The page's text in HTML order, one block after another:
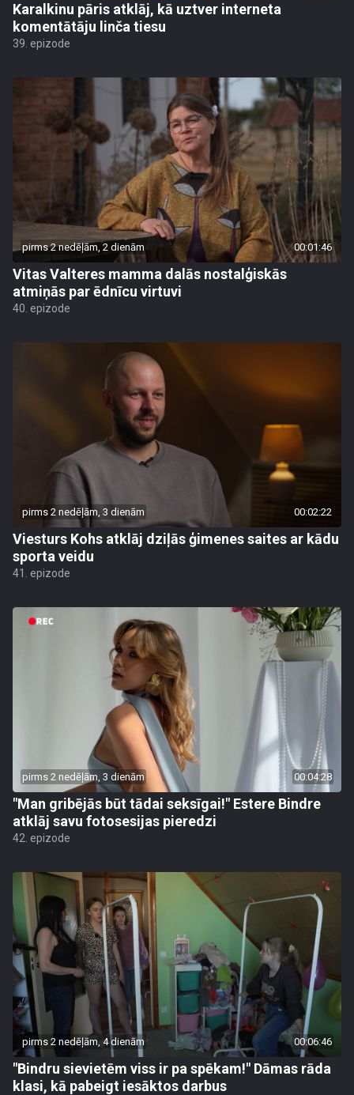
Karalkinu pāris atklāj, kā uztver interneta
komentātāju linča tiesu
39. epizode
pirms 2 nedēļām, 2 dienām 00:01:46
Vitas Valteres mamma dalās nostalģiskās
atmiņās par ēdnīcu virtuvi
40. epizode
pirms 2 nedēļām, 3 dienām 00:02:22
Viesturs Kohs atklāj dziļās ģimenes saites ar kādu
sporta veidu
41. epizode
pirms 2 nedēļām, 3 dienām 00:04:28
"Man gribējās būt tādai seksīgai!" Estere Bindre
atklāj savu fotosesijas pieredzi
42. epizode
pirms 2 nedēļām, 4 dienām 00:06:46
"Bindru sievietēm viss ir pa spēkam!" Dāmas rāda
klasi, kā pabeigt iesāktos darbus